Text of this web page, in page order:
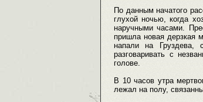
По данным начатого
глухой ночью, когда
наручными часами.
пришла новая дерзкая
напали на Груздева,
разговаривать с
голове.
В 10 часов утра
лежал на полу,